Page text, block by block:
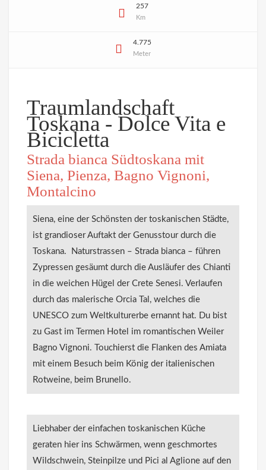
257
Km
4.775
Meter
Traumlandschaft
Toskana - Dolce Vita e
Bicicletta
Strada bianca Südtoskana mit
Siena, Pienza, Bagno Vignoni,
Montalcino
Siena, eine der Schönsten der toskanischen Städte,
ist grandioser Auftakt der Genusstour durch die
Toskana. Naturstrassen – Strada bianca – führen
Zypressen gesäumt durch die Ausläufer des Chianti
in die weichen Hügel der Crete Senesi. Verlaufen
durch das malerische Orcia Tal, welches die
UNESCO zum Weltkulturerbe ernannt hat. Du bist
zu Gast im Termen Hotel im romantischen Weiler
Bagno Vignoni. Touchierst die Flanken des Amiata
mit einem Besuch beim König der italienischen
Rotweine, beim Brunello.
Liebhaber der einfachen toskanischen Küche
geraten hier ins Schwärmen, wenn geschmortes
Wildschwein, Steinpilze und Pici al Aglione auf den